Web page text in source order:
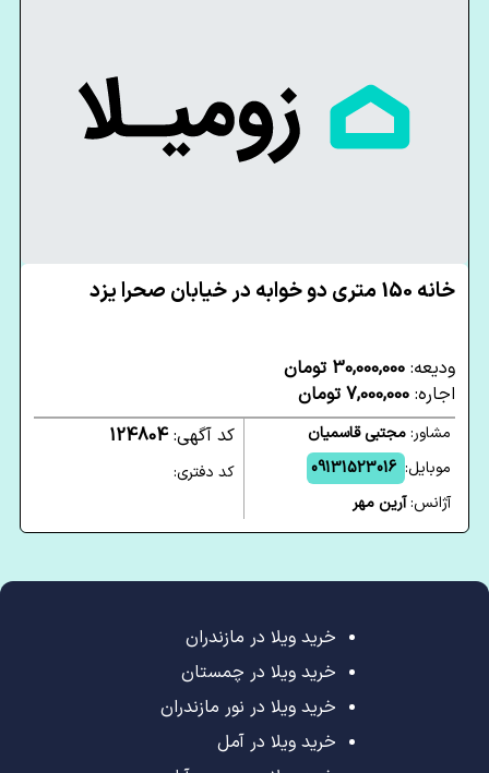
خانه 150 متری دو خوابه در خیابان صحرا یزد
ودیعه: 30,000,000 تومان
اجاره: 7,000,000 تومان
مشاور:مجتبی قاسمیان
موبایل: 09131523016
آژانس:آرین مهر
کد آگهی: 124804
کد دفتری:
خرید ویلا در مازندران
خرید ویلا در چمستان
خرید ویلا در نور مازندران
خرید ویلا در آمل